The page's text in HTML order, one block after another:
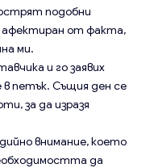
подобни
афектиран от факта,
ми.
и го заявих
петък. Същия ден се
за да изразя
внимание, което
да